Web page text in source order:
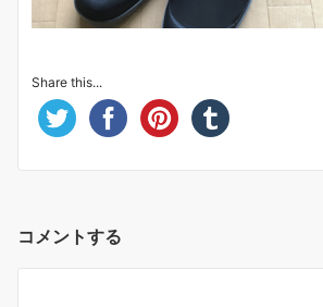
Share this...
コメントする